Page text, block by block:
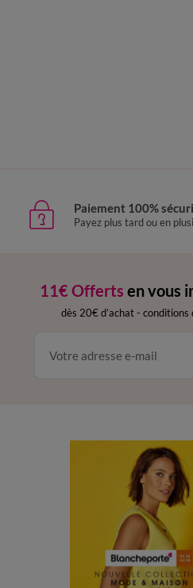
Paiement 100%
Payez plus tard ou en
11€ Offerts en vous
dès 20€ d’achat - conditions